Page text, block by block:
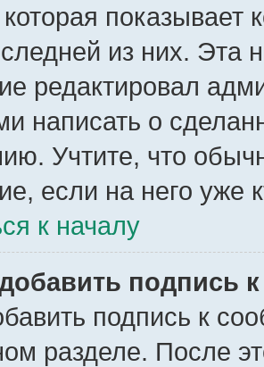
показывает
из них. Эта
редактировал
написать о
Учтите, что
если на него уже
к началу
подпись
подпись к
разделе. После